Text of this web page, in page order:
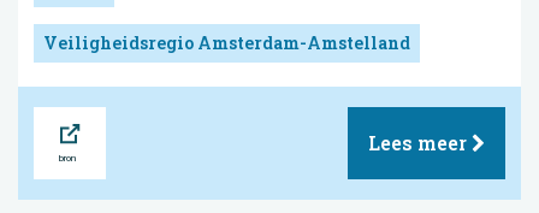
Veiligheidsregio Amsterdam-Amstelland
Lees meer